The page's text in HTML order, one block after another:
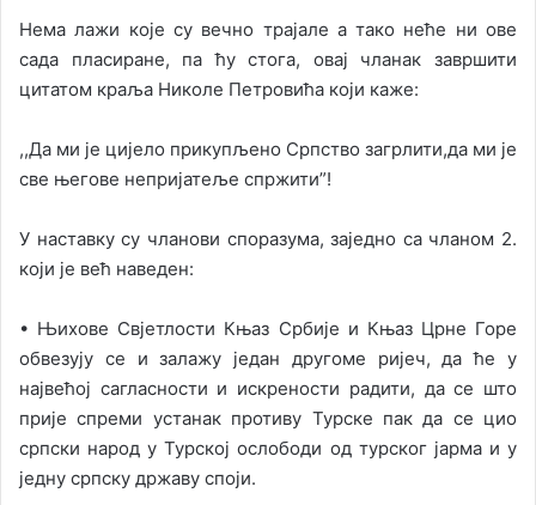
Нема лажи које су вечно трајале а тако неће ни ове
сада пласиране, па ћу стога, овај чланак завршити
цитатом краља Николе Петровића који каже:
,,Да ми је цијело прикупљено Српство загрлити,да ми је
све његове непријатеље спржити”!
У наставку су чланови споразума, заједно са чланом 2.
који је већ наведен:
• Њихове Свјетлости Књаз Србије и Књаз Црне Горе
обвезују се и залажу један другоме ријеч, да ће у
највећој сагласности и искрености радити, да се што
прије спреми устанак противу Турске пак да се цио
српски народ у Турској ослободи од турског јарма и у
једну српску државу споји.